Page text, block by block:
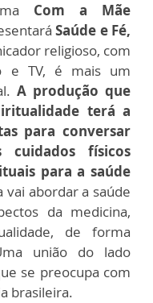
Com a Mãe
Saúde e Fé,
religioso, com
e TV, é mais um
A produção que
terá a
para conversar
cuidados físicos
para a saúde
vai abordar a saúde
da medicina,
de forma
união do lado
se preocupa com
brasileira.